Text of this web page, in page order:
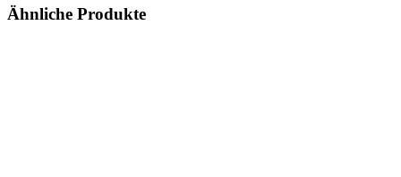
Ähnliche Produkte